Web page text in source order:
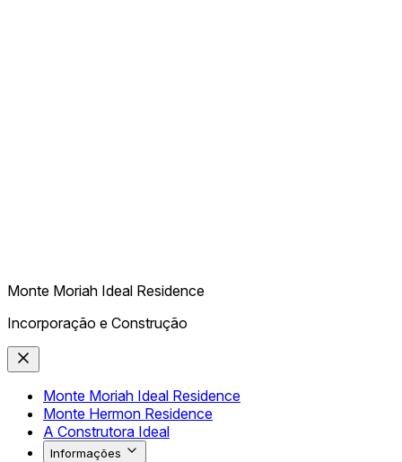
Monte Moriah Ideal Residence
Incorporação e Construção
Monte Moriah Ideal Residence
Monte Hermon Residence
A Construtora Ideal
Informações